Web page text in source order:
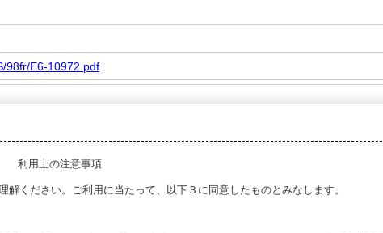
98fr/E6-10972.pdf
利用上の注意事項
ください。ご利用に当たって、以下３に同意したものとみなします。